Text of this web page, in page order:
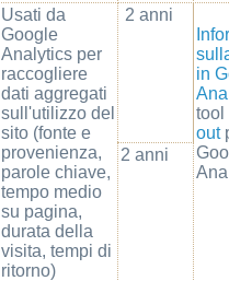
Usati da
Google
Analytics per
raccogliere
dati aggregati
sull'utilizzo del
sito (fonte e
provenienza,
parole chiave,
tempo medio
su pagina,
durata della
visita, tempi di
ritorno)
2 anni
in
out
2 anni